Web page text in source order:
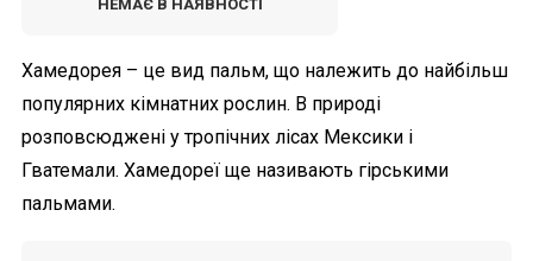
НЕМАЄ В НАЯВНОСТІ
Хамедорея – це вид пальм, що належить до найбільш
популярних кімнатних рослин. В природі
розповсюджені у тропічних лісах Мексики і
Гватемали. Хамедореї ще називають гірськими
пальмами.